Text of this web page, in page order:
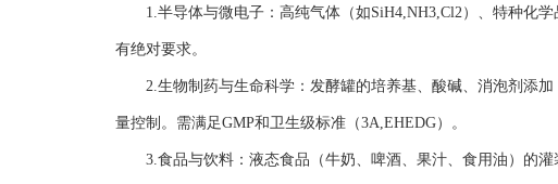
1.半导体与微电子：高纯气体（如SiH4,NH3,Cl2）、特种化学
有绝对要求。
2.生物制药与生命科学：发酵罐的培养基、酸碱、消泡剂添加
量控制。需满足GMP和卫生级标准（3A,EHEDG）。
3.食品与饮料：液态食品（牛奶、啤酒、果汁、食用油）的灌